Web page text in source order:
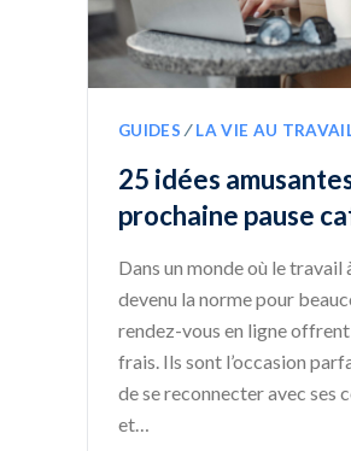
GUIDES ∕ LA VIE AU
25 idées
prochaine pause
Dans un monde où le travail
devenu la norme pour
rendez-vous en ligne
frais. Ils sont l’occasion
de se reconnecter avec ses
et…